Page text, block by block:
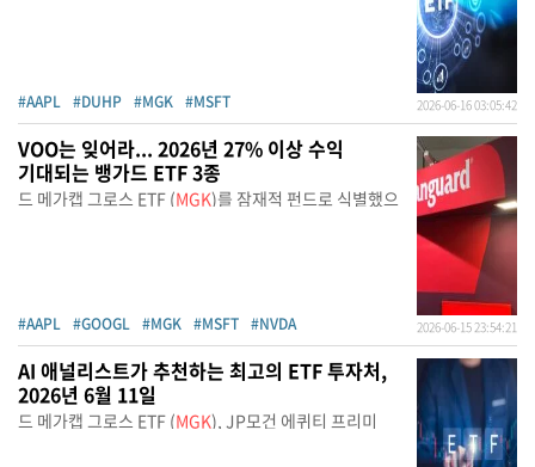
#AAPL #DUHP #MGK #MSFT 2026-06-16 03:05:42
VOO는 잊어라... 2026년 27% 이상 수익
기대되는 뱅가드 ETF 3종
드 메가캡 그로스 ETF (MGK)를 잠재적 펀드로 식별했으
#AAPL #GOOGL #MGK #MSFT #NVDA 2026-06-15 23:54:21
AI 애널리스트가 추천하는 최고의 ETF 투자처,
2026년 6월 11일
드 메가캡 그로스 ETF (MGK), JP모건 에퀴티 프리미